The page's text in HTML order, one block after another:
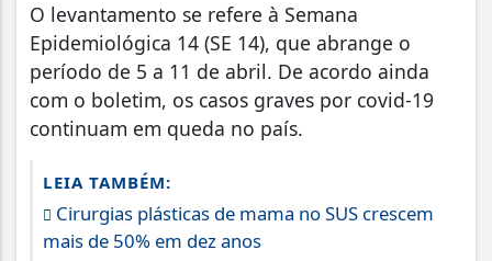
O levantamento se refere à Semana
Epidemiológica 14 (SE 14), que abrange o
período de 5 a 11 de abril. De acordo ainda
com o boletim, os casos graves por covid-19
continuam em queda no país.
LEIA TAMBÉM:
Cirurgias plásticas de mama no SUS crescem
mais de 50% em dez anos